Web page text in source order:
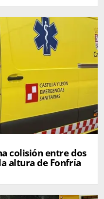
colisión entre dos
altura de Fonfría